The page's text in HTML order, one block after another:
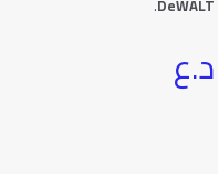
.
د.ع